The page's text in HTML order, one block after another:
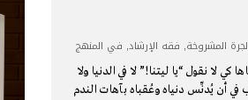
المشروخة, فقه الإرشاد, في المنهج
لا نقول “يا ليتنا!” لا في الدنيا ولا
في أن يُدنِّس دنياه وعُقباه بآهات الندم